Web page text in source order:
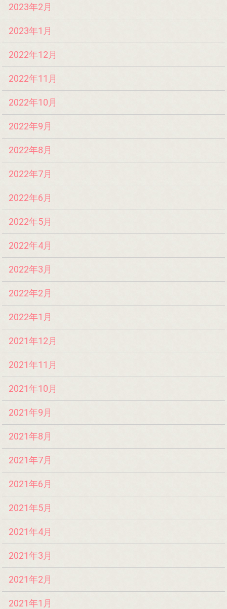
2023年2月
2023年1月
2022年12月
2022年11月
2022年10月
2022年9月
2022年8月
2022年7月
2022年6月
2022年5月
2022年4月
2022年3月
2022年2月
2022年1月
2021年12月
2021年11月
2021年10月
2021年9月
2021年8月
2021年7月
2021年6月
2021年5月
2021年4月
2021年3月
2021年2月
2021年1月